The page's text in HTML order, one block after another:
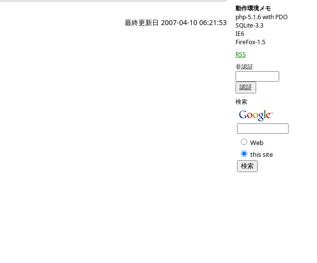
最終更新日 2007-04-10 06:21:53
動作環境メモ
php-5.1.6 with PDO
SQLite-3.3
IE6
FireFox-1.5
RSS
非認証
検索
Web
this site